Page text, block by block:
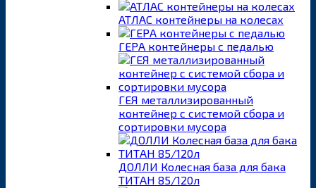
АТЛАС контейнеры на колесах
ГЕРА контейнеры с педалью
ГЕЯ металлизированный
контейнер с системой сбора и
сортировки мусора
ДОЛЛИ Колесная база для бака
ТИТАН 85/120л